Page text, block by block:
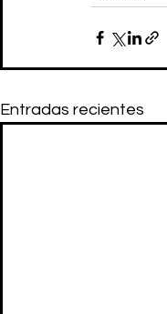
Entradas recientes